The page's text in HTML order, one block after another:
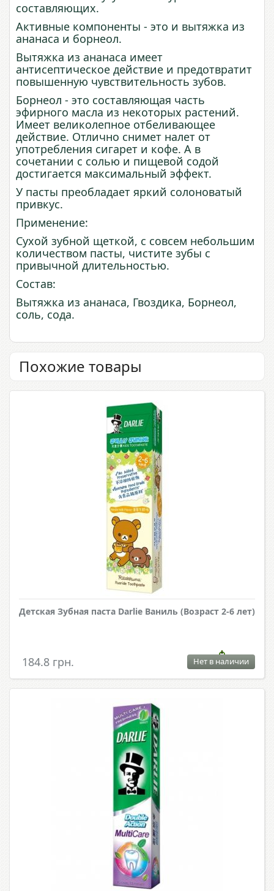
составляющих.
Активные компоненты - это и вытяжка из
ананаса и борнеол.
Вытяжка из ананаса имеет
антисептическое действие и предотвратит
повышенную чувствительность зубов.
Борнеол - это составляющая часть
эфирного масла из некоторых растений.
Имеет великолепное отбеливающее
действие. Отлично снимет налет от
употребления сигарет и кофе. А в
сочетании с солью и пищевой содой
достигается максимальный эффект.
У пасты преобладает яркий солоноватый
привкус.
Применение:
Сухой зубной щеткой, с совсем небольшим
количеством пасты, чистите зубы с
привычной длительностью.
Состав:
Вытяжка из ананаса, Гвоздика, Борнеол,
соль, сода.
Похожие товары
Детская Зубная паста Darlie Ваниль (Возраст 2-6 лет)
184.8 грн. Нет в наличии